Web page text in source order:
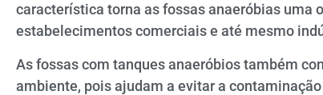
característica torna as fossas anaeróbias uma
estabelecimentos comerciais e até mesmo
As fossas com tanques anaeróbios também
ambiente, pois ajudam a evitar a